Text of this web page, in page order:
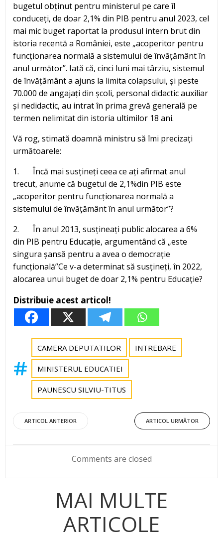
bugetul obținut pentru ministerul pe care îl
conduceți, de doar 2,1% din PIB pentru anul 2023, cel
mai mic buget raportat la produsul intern brut din
istoria recentă a României, este „acoperitor pentru
funcționarea normală a sistemului de învățământ în
anul următor”. Iată că, cinci luni mai târziu, sistemul
de învățământ a ajuns la limita colapsului, și peste
70.000 de angajați din școli, personal didactic auxiliar
și nedidactic, au intrat în prima grevă generală pe
termen nelimitat din istoria ultimilor 18 ani.
Vă rog, stimată doamnă ministru să îmi precizați
următoarele:
1. Încă mai susțineți ceea ce ați afirmat anul
trecut, anume că bugetul de 2,1%din PIB este
„acoperitor pentru funcționarea normală a
sistemului de învățământ în anul următor”?
2. În anul 2013, susțineați public alocarea a 6%
din PIB pentru Educație, argumentând că „este
singura șansă pentru a avea o democrație
funcțională”Ce v-a determinat să susțineți, în 2022,
alocarea unui buget de doar 2,1% pentru Educație?
Distribuie acest articol!
CAMERA DEPUTATILOR INTREBARE
MINISTERUL EDUCATIEI
PAUNESCU SILVIU-TITUS
Post
navigation
ARTICOL ANTERIOR
Post
navigation
ARTICOL URMĂTOR
Comments are closed
MAI MULTE
ARTICOLE